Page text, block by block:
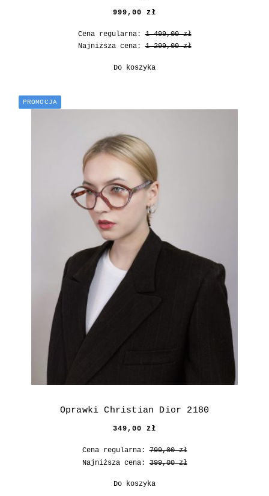
999,00 zł
Cena regularna:1 499,00 zł
Najniższa cena:1 299,00 zł
Do koszyka
Oprawki Christian Dior 2180
349,00 zł
Cena regularna:799,00 zł
Najniższa cena:399,00 zł
Do koszyka
PROMOCJA